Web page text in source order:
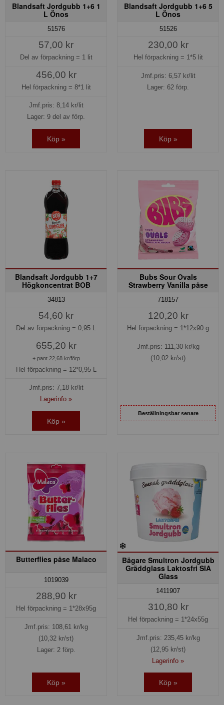
Blandsaft Jordgubb 1+6 1
L Önos
51576
57,00 kr
Del av förpackning = 1 lit
456,00 kr
Hel förpackning = 8*1 lit
Jmf.pris: 8,14kr/lit
Lager: 9 del av förp.
Köp »
Blandsaft Jordgubb 1+6 5
L Önos
51526
230,00 kr
Hel förpackning = 1*5 lit
Jmf.pris: 6,57kr/lit
Lager: 62 förp.
Köp »
Blandsaft Jordgubb 1+7
Högkoncentrat BOB
34813
54,60 kr
Del av förpackning = 0,95 L
655,20 kr
+ pant 22,68 kr/förp
Hel förpackning = 12*0,95 L
Jmf.pris: 7,18kr/lit
Lagerinfo »
Köp »
Bubs Sour Ovals
Strawberry Vanilla påse
718157
120,20 kr
Hel förpackning = 1*12x90 g
Jmf.pris: 111,30kr/kg
(10,02 kr/st)
Beställningsbar senare
Butterflies påse Malaco
1019039
288,90 kr
Hel förpackning = 1*28x95g
Jmf.pris: 108,61
kr/kg
(10,32 kr/st)
Lager: 2 förp.
Köp »
Bägare Smultron Jordgubb
Gräddglass Laktosfri SIA
Glass
1411907
310,80 kr
Hel förpackning = 1*24x55g
Jmf.pris: 235,45kr/kg
(12,95 kr/st)
Lagerinfo »
Köp »